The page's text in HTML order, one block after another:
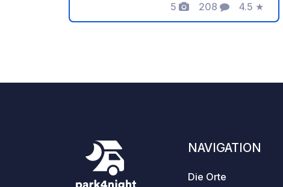
mit den archäologischen
5
Fotos
208
Kommentare
4.5
Bewertung
★
NAVIGATION
Die Orte